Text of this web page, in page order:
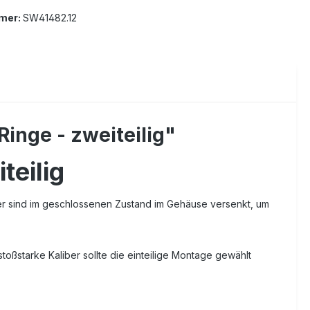
SW41482.12
- zweiteilig"
im geschlossenen Zustand im Gehäuse versenkt, um
Kaliber sollte die einteilige Montage gewählt